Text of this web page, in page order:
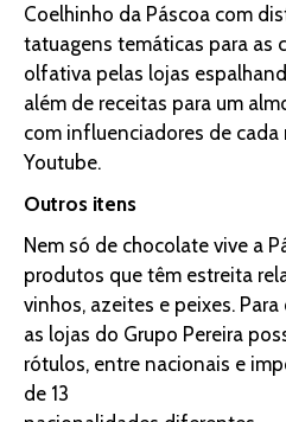
Coelhinho da Páscoa com
tatuagens temáticas para as
olfativa pelas lojas
além de receitas para um
com influenciadores de cada
Youtube.
Outros itens
Nem só de chocolate vive a
produtos que têm estreita
vinhos, azeites e peixes.
as lojas do Grupo Pereira
rótulos, entre nacionais e
de 13